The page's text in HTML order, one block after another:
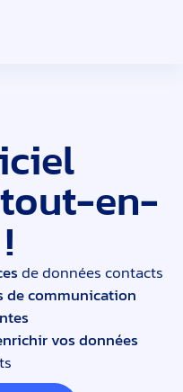
en-
de données contacts
de communication
vos données